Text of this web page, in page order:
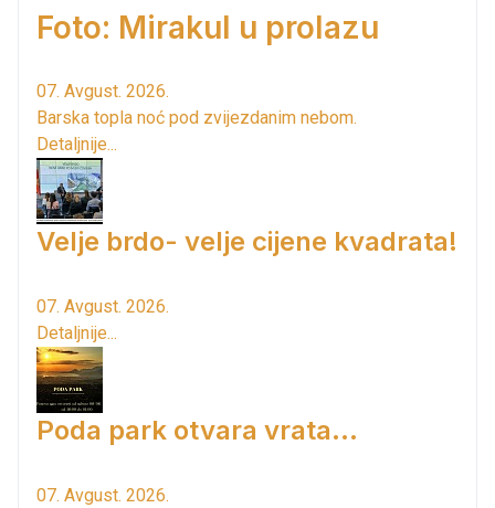
Foto: Mirakul u prolazu
07. Avgust. 2026.
Barska topla noć pod zvijezdanim nebom.
Detaljnije...
Velje brdo- velje cijene kvadrata!
07. Avgust. 2026.
Detaljnije...
Poda park otvara vrata...
07. Avgust. 2026.